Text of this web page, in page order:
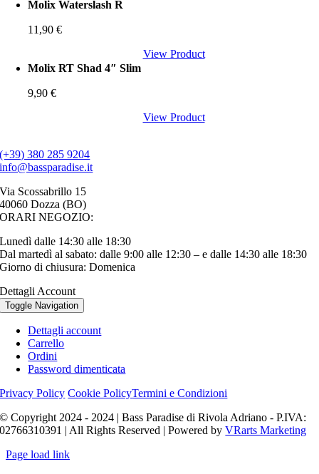
Molix Waterslash R
11,90€
View Product
Molix RT Shad 4″ Slim
9,90€
View Product
(+39) 380 285 9204
info@bassparadise.it
Via Scossabrillo 15
40060 Dozza (BO)
ORARI NEGOZIO:
Lunedì dalle 14:30 alle 18:30
Dal martedì al sabato: dalle 9:00 alle 12:30 – e dalle 14:30 alle 18:30
Giorno di chiusura: Domenica
Dettagli Account
Toggle Navigation
Dettagli account
Carrello
Ordini
Password dimenticata
Privacy Policy Cookie PolicyTermini e Condizioni
© Copyright 2024 - 2024 | Bass Paradise di Rivola Adriano - P.IVA:
02766310391 | All Rights Reserved | Powered byVRarts Marketing
Page load link